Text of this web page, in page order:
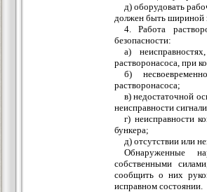
д) оборудовать
должен быть шириной
4. Работа
безопасности:
а)
растворонасоса, при
б)
растворонасоса;
в) недостаточной
неисправности
г) неисправности
бункера;
д) отсутствии или
Обнаруженные
собственными
сообщить о них
исправном состоянии.